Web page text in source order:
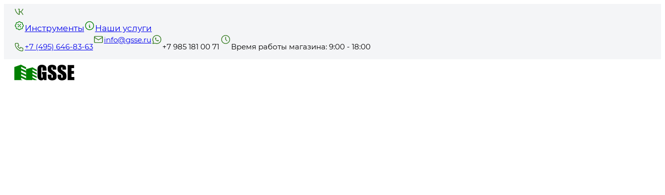
Инструменты Наши услуги
+7 (495) 646-83-63
info@gsse.ru
+7 985 181 00 71 Время работы магазина: 9:00 - 18:00